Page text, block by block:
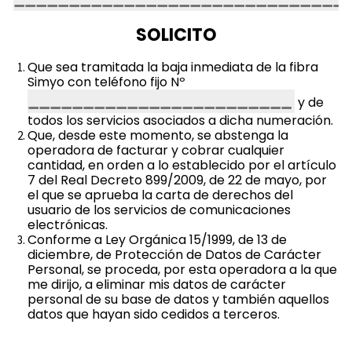
SOLICITO
Que sea tramitada la baja inmediata de la fibra
Simyo con teléfono fijo Nº
y de
todos los servicios asociados a dicha numeración.
Que, desde este momento, se abstenga la
operadora de facturar y cobrar cualquier
cantidad, en orden a lo establecido por el artículo
7 del Real Decreto 899/2009, de 22 de mayo, por
el que se aprueba la carta de derechos del
usuario de los servicios de comunicaciones
electrónicas.
​Conforme a Ley Orgánica 15/1999, de 13 de
diciembre, de Protección de Datos de Carácter
Personal, se proceda, por esta operadora a la que
me dirijo, a eliminar mis datos de carácter
personal de su base de datos y también aquellos
datos que hayan sido cedidos a terceros.